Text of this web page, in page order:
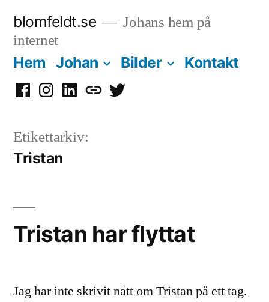
innehåll
blomfeldt.se
Johans hem på
internet
Hem Johan Bilder Kontakt
FacebookInstagram
LinkedInMastodon
Twitter
Etikettarkiv:
Tristan
Tristan har flyttat
Jag har inte skrivit nått om Tristan på ett tag.